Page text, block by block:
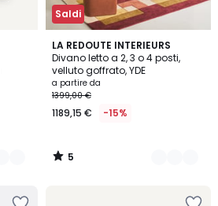
Saldi
LA REDOUTE INTERIEURS
Divano letto a 2, 3 o 4 posti,
velluto goffrato, YDE
a partire da
1399,00 €
1189,15 € -15%
5
/
5
8
Colori
5
/